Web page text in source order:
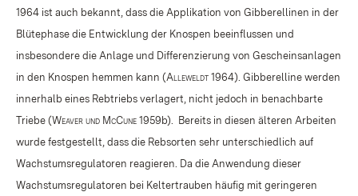
1964 ist auch bekannt, dass die Applikation von Gibberellinen in der
Blütephase die Entwicklung der Knospen beeinflussen und
insbesondere die Anlage und Differenzierung von Gescheinsanlagen
in den Knospen hemmen kann (Alleweldt 1964). Gibberelline werden
innerhalb eines Rebtriebs verlagert, nicht jedoch in benachbarte
Triebe (Weaver und McCune 1959b). Bereits in diesen älteren Arbeiten
wurde festgestellt, dass die Rebsorten sehr unterschiedlich auf
Wachstumsregulatoren reagieren. Da die Anwendung dieser
Wachstumsregulatoren bei Keltertrauben häufig mit geringeren